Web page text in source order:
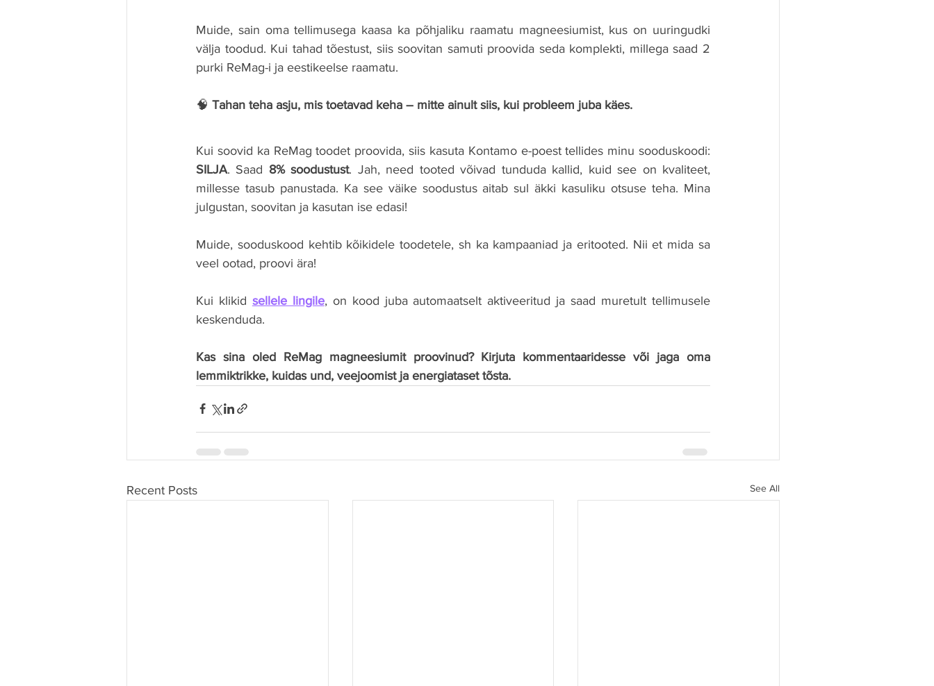
Muide, sain oma tellimusega kaasa ka põhjaliku raamatu magneesiumist, kus on uuringudki
välja toodud. Kui tahad tõestust, siis soovitan samuti proovida seda komplekti, millega saad 2
purki ReMag-i ja eestikeelse raamatu.
🧠 Tahan teha asju, mis toetavad keha – mitte ainult siis, kui probleem juba käes.
SILJA. Saad 8% soodustust. Jah, need tooted võivad tunduda kallid, kuid see on kvaliteet,
millesse tasub panustada. Ka see väike soodustus aitab sul äkki kasuliku otsuse teha. Mina
julgustan, soovitan ja kasutan ise edasi!
Muide, sooduskood kehtib kõikidele toodetele, sh ka kampaaniad ja eritooted. Nii et mida sa
veel ootad, proovi ära!
Kui klikid sellele lingile, on kood juba automaatselt aktiveeritud ja saad muretult tellimusele
keskenduda.
Kas sina oled ReMag magneesiumit proovinud? Kirjuta kommentaaridesse või jaga oma
lemmiktrikke, kuidas und, veejoomist ja energiataset tõsta.
Recent Posts See All